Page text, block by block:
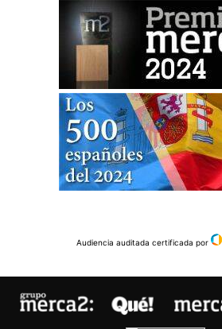
Audiencia auditada certificada por